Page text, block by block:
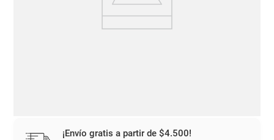
¡Envío gratis a partir de $4.500!